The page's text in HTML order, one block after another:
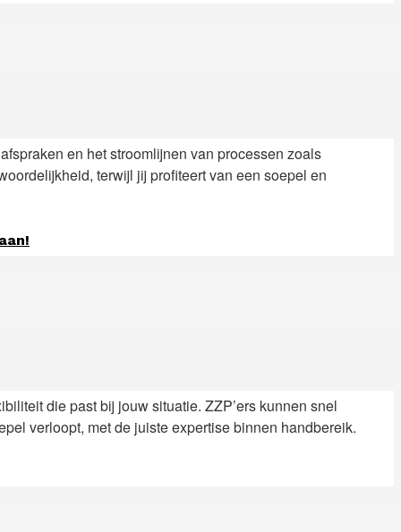
en het stroomlijnen van processen zoals
terwijl jij profiteert van een soepel en
die past bij jouw situatie. ZZP’ers kunnen snel
verloopt, met de juiste expertise binnen handbereik.